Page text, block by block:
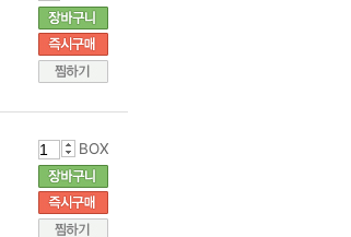
BOX